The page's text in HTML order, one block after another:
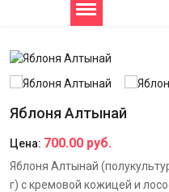
Яблоня Алтынай
Цена: 700.00 руб.
Яблоня Алтынай
г) с кремовой кожицей и